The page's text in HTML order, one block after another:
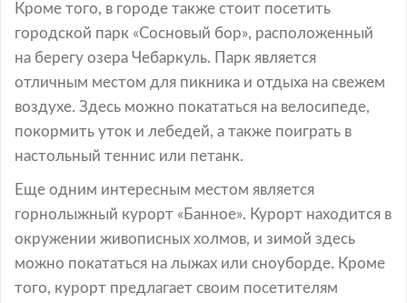
Кроме того, в городе также стоит посетить
городской парк «Сосновый бор», расположенный
на берегу озера Чебаркуль. Парк является
отличным местом для пикника и отдыха на свежем
воздухе. Здесь можно покататься на велосипеде,
покормить уток и лебедей, а также поиграть в
настольный теннис или петанк.
Еще одним интересным местом является
горнолыжный курорт «Банное». Курорт находится в
окружении живописных холмов, и зимой здесь
можно покататься на лыжах или сноуборде. Кроме
того, курорт предлагает своим посетителям